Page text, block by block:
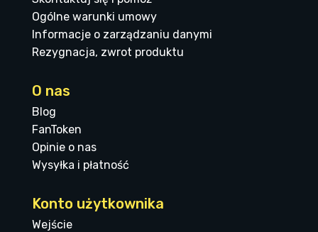
Ogólne warunki umowy
Informacje o zarządzaniu danymi
Rezygnacja, zwrot produktu
O nas
Blog
FanToken
Opinie o nas
Wysyłka i płatność
Konto użytkownika
Wejście